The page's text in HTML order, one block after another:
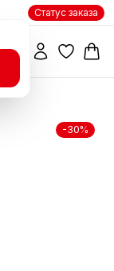
Статус заказа
-30%